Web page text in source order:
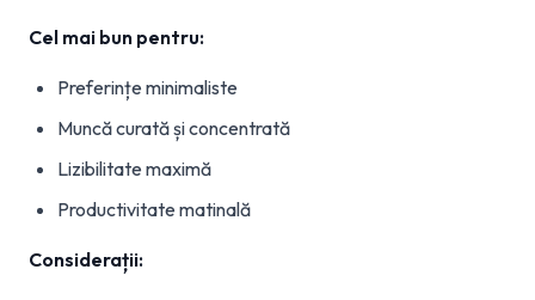
Cel mai bun pentru:
Preferințe minimaliste
Muncă curată și concentrată
Lizibilitate maximă
Productivitate matinală
Considerații: